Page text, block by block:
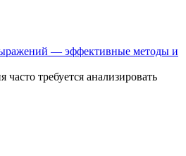
— эффективные методы и
требуется анализировать